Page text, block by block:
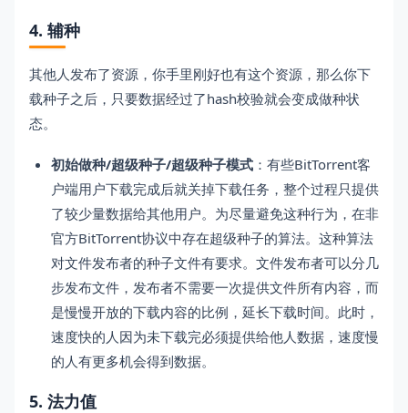
4. 辅种
其他人发布了资源，你手里刚好也有这个资源，那么你下
载种子之后，只要数据经过了hash校验就会变成做种状
态。
初始做种/超级种子/超级种子模式 ：有些BitTorrent客
户端用户下载完成后就关掉下载任务，整个过程只提供
了较少量数据给其他用户。为尽量避免这种行为，在非
官方BitTorrent协议中存在超级种子的算法。这种算法
对文件发布者的种子文件有要求。文件发布者可以分几
步发布文件，发布者不需要一次提供文件所有内容，而
是慢慢开放的下载内容的比例，延长下载时间。此时，
速度快的人因为未下载完必须提供给他人数据，速度慢
的人有更多机会得到数据。
5. 法力值